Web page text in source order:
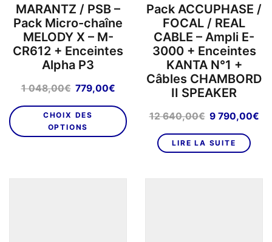
MARANTZ / PSB –
Pack Micro-chaîne
MELODY X – M-
CR612 + Enceintes
Alpha P3
1 048,00€ Le
initial
était :
1
779,00€Le
actuel
est :
779,00€.
CHOIX DES
OPTIONS
Pack ACCUPHASE /
FOCAL / REAL
CABLE – Ampli E-
3000 + Enceintes
KANTA N°1 +
Câbles CHAMBORD
II SPEAKER
12 640,00€ Le
initial
était :
9 790,00€Le
LIRE LA SUITE